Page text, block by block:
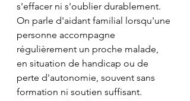
s'effacer ni s'oublier durablement.
On parle d'aidant familial lorsqu'une
personne accompagne
régulièrement un proche malade,
en situation de handicap ou de
perte d'autonomie, souvent sans
formation ni soutien suffisant.